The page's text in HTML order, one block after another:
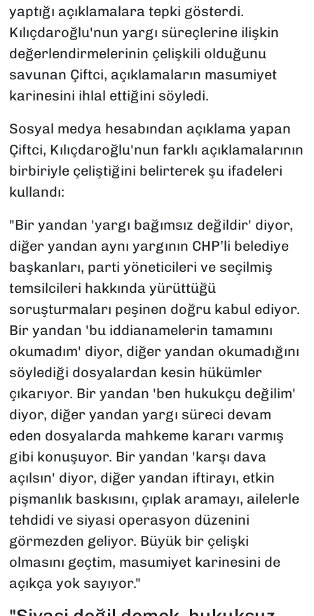
yaptığı açıklamalara tepki gösterdi.
Kılıçdaroğlu'nun yargı süreçlerine ilişkin
değerlendirmelerinin çelişkili olduğunu
savunan Çiftci, açıklamaların masumiyet
karinesini ihlal ettiğini söyledi.
Sosyal medya hesabından açıklama yapan
Çiftci, Kılıçdaroğlu'nun farklı açıklamalarının
birbiriyle çeliştiğini belirterek şu ifadeleri
kullandı:
"Bir yandan 'yargı bağımsız değildir' diyor,
diğer yandan aynı yargının CHP’li belediye
başkanları, parti yöneticileri ve seçilmiş
temsilcileri hakkında yürüttüğü
soruşturmaları peşinen doğru kabul ediyor.
Bir yandan 'bu iddianamelerin tamamını
okumadım' diyor, diğer yandan okumadığını
söylediği dosyalardan kesin hükümler
çıkarıyor. Bir yandan 'ben hukukçu değilim'
diyor, diğer yandan yargı süreci devam
eden dosyalarda mahkeme kararı varmış
gibi konuşuyor. Bir yandan 'karşı dava
açılsın' diyor, diğer yandan iftirayı, etkin
pişmanlık baskısını, çıplak aramayı, ailelerle
tehdidi ve siyasi operasyon düzenini
görmezden geliyor. Büyük bir çelişki
olmasını geçtim, masumiyet karinesini de
açıkça yok sayıyor."